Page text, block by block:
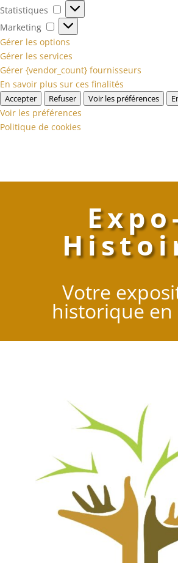
Statistiques
Statistiques
Marketing
Marketing
Gérer les options
Gérer les services
Gérer {vendor_count} fournisseurs
En savoir plus sur ces finalités
Accepter Refuser Voir les préférences
Voir les préférences
Politique de cookies
Votre
historique en